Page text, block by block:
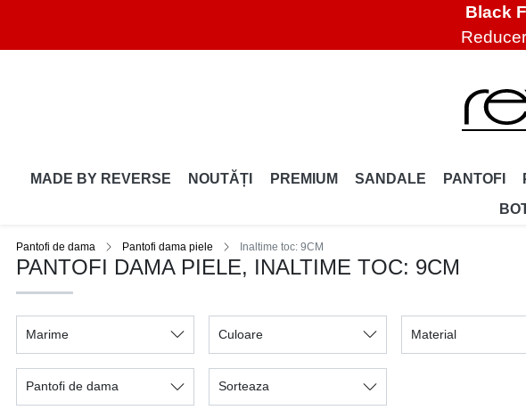
Black
MADE BY REVERSE NOUTĂȚI PREMIUM SANDALE PANTOFI
Pantofi de dama Pantofi dama piele Inaltime toc: 9CM
PANTOFI DAMA PIELE, INALTIME TOC: 9CM
Marime Culoare Material
Pantofi de dama Sorteaza